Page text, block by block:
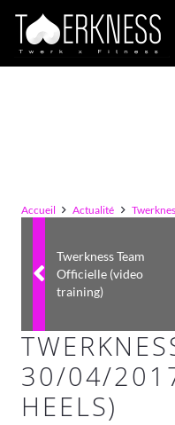
Accueil Actualité
Twerkness Team
Officielle (video
training)
30/04/
HEELS)